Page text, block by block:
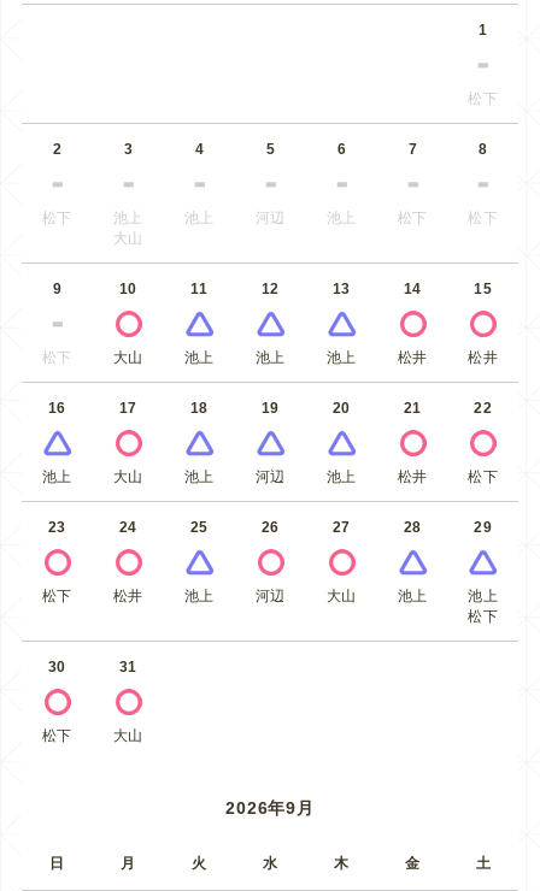
1
松下
2
松下
3
池上
大山
4
池上
5
河辺
6
池上
7
松下
8
松下
9
松下
10
大山
11
池上
12
池上
13
池上
14
松井
15
松井
16
池上
17
大山
18
池上
19
河辺
20
池上
21
松井
22
松下
23
松下
24
松井
25
池上
26
河辺
27
大山
28
池上
29
池上
松下
30
松下
31
大山
2026年9月
日 月 火 水 木 金 土